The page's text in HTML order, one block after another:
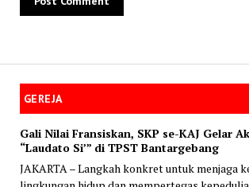
GEREJA
Gali Nilai Fransiskan, SKP se-KAJ Gelar
“Laudato Si’” di TPST Bantargebang
JAKARTA – Langkah konkret untuk menjaga